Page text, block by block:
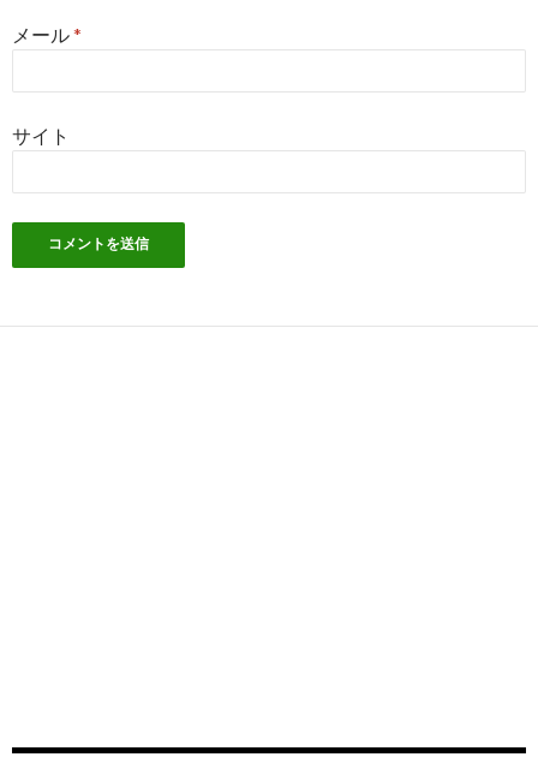
メール*
サイト